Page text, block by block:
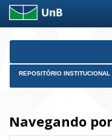
Skip
REPOSITÓRIO INSTITUCIONAL
Navegando